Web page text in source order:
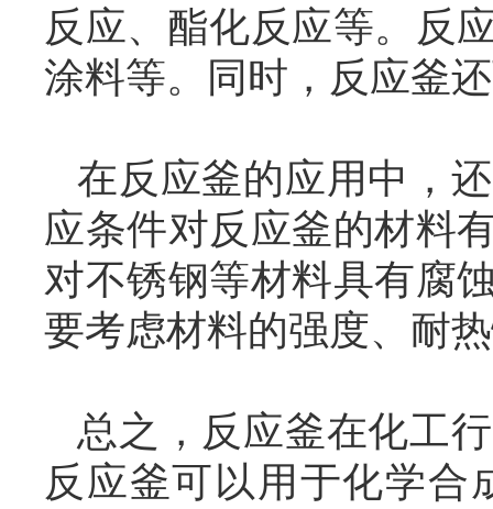
反应、酯化反应等。反
涂料等。同时，反应釜
在反应釜的应用中，
应条件对反应釜的材料
对不锈钢等材料具有腐
要考虑材料的强度、耐
总之，反应釜在化工
反应釜可以用于化学合